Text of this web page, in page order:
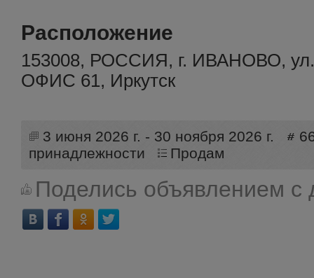
Расположение
153008, РОССИЯ, г. ИВАНОВО,
ОФИС 61, Иркутск
3 июня 2026 г. - 30 ноября 2026 г.
принадлежности
Продам
Поделись объявлением с